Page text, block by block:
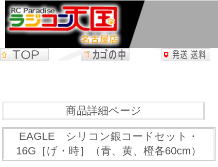
商品詳細ページ
EAGLE シリコン銀コードセット・
16G［げ・時］（青、黄、橙各60cm）